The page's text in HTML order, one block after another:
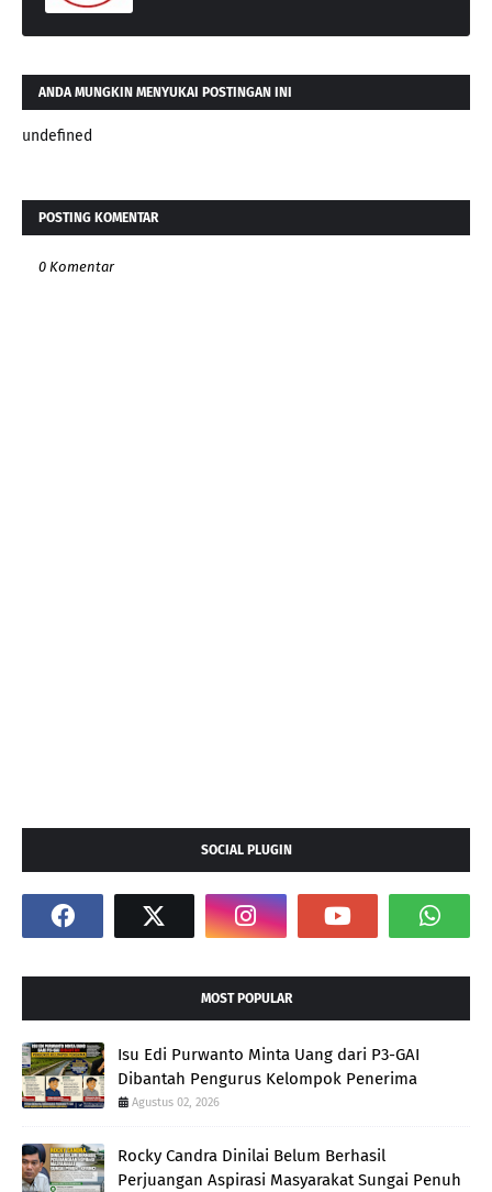
ANDA MUNGKIN MENYUKAI POSTINGAN INI
undefined
POSTING KOMENTAR
0 Komentar
SOCIAL PLUGIN
MOST POPULAR
Isu Edi Purwanto Minta Uang dari P3-GAI
Dibantah Pengurus Kelompok Penerima
Agustus 02, 2026
Rocky Candra Dinilai Belum Berhasil
Perjuangan Aspirasi Masyarakat Sungai Penuh